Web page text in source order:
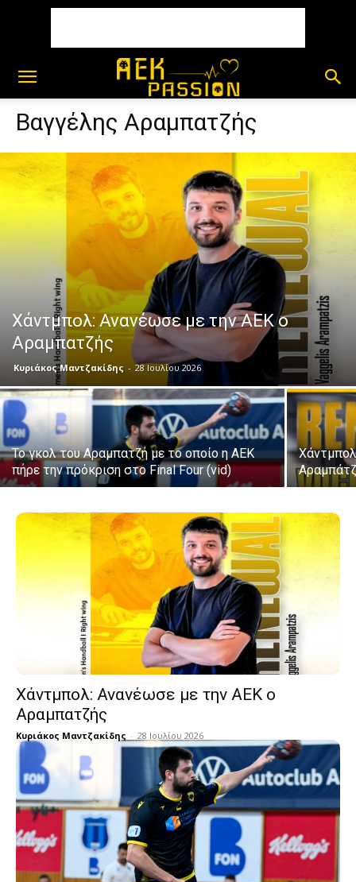
Βαγγέλης Αραμπατζής
Χάντμπολ: Ανανέωσε με την ΑΕΚ ο
Αραμπατζής
Κυριάκος Μαντζακίδης - 28 Ιουλίου 2026
Το γκολ του Αραμπατζή με το οποίο η ΑΕΚ
πήρε την πρόκριση στο Final Four (vid)
Χάντμπολ: Ανανέωσε με την ΑΕΚ ο
Αραμπατζής
Κυριάκος Μαντζακίδης - 28 Ιουλίου 2026